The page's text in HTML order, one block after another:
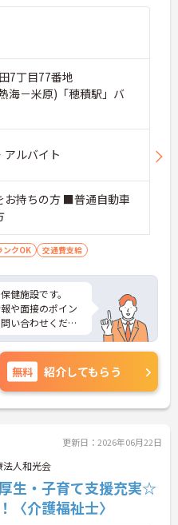
7丁目77番地
海－米原)「穂積駅」バ
アルバイト
持ちの方 ■普通自動車
ンクOK 交通費支給
健施設です。
や面接のポイン
い合わせくださ
無料 紹介してもらう
更新日：2026年06月22日
法人和光会
生・子育て支援充実☆
〈介護福祉士〉